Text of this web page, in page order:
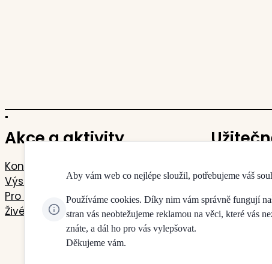
Akce a aktivity
Koncerty
Výstavy
Pro děti a mládež
Živé přenosy
Mapa
Pokladny
Doprava a
Aby vám web co nejlépe sloužil, potřebujeme váš
Používáme cookies. Díky nim vám správně fungují
stran vás neobtežujeme reklamou na věci, které vás
znáte, a dál ho pro vás vylepšovat.
Děkujeme vám.